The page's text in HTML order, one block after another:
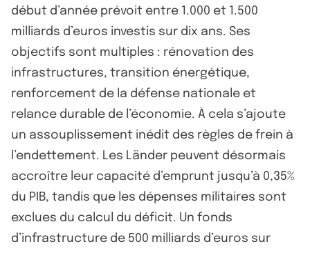
début d’année prévoit entre 1.000 et 1.500
milliards d’euros investis sur dix ans. Ses
objectifs sont multiples : rénovation des
infrastructures, transition énergétique,
renforcement de la défense nationale et
relance durable de l’économie. À cela s’ajoute
un assouplissement inédit des règles de frein à
l’endettement. Les Länder peuvent désormais
accroître leur capacité d’emprunt jusqu’à 0,35%
du PIB, tandis que les dépenses militaires sont
exclues du calcul du déficit. Un fonds
d’infrastructure de 500 milliards d’euros sur